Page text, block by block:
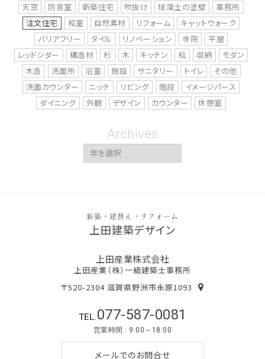
天窓
防音室 新築住宅 吹抜け 珪藻土の塗壁
事務所
注文住宅
和室 自然素材 リフォーム
キャットウォーク
バリアフリー
タイル リノベーション 寺院
平屋
レッドシダー
構造材 杉 木 キッチン 桧 収納
モダン
木造
洗面所 浴室 施設 サニタリー トイレ
その他
洗面カウンター
ニッチ リビング 階段
イメージパース
ダイニング
外観 デザイン カウンター 休憩室
Archives
新築・建替え・リフォーム
上田建築デザイン
上田産業株式会社
上田産業（株）一級建築士事務所
〒520-2304 滋賀県野洲市永原1093
TEL.077-587-0081
営業時間 : 9:00～18:00
メールでのお問合せ